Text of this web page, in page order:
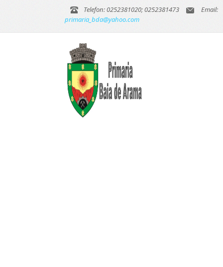
Telefon: 0252381020; 0252381473
Email:
primaria_bda@yahoo.com